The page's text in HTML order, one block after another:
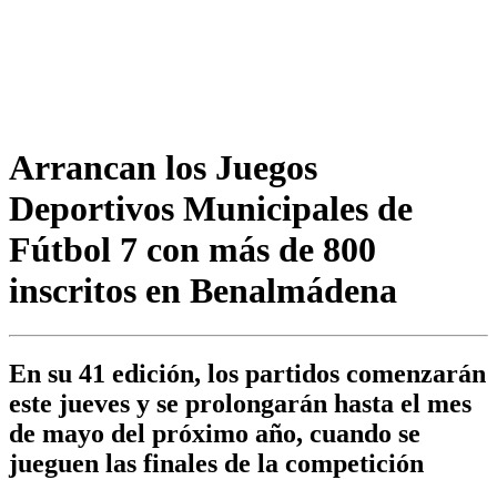
Arrancan los Juegos
Deportivos Municipales de
Fútbol 7 con más de 800
inscritos en Benalmádena
En su 41 edición, los partidos comenzarán
este jueves y se prolongarán hasta el mes
de mayo del próximo año, cuando se
jueguen las finales de la competición